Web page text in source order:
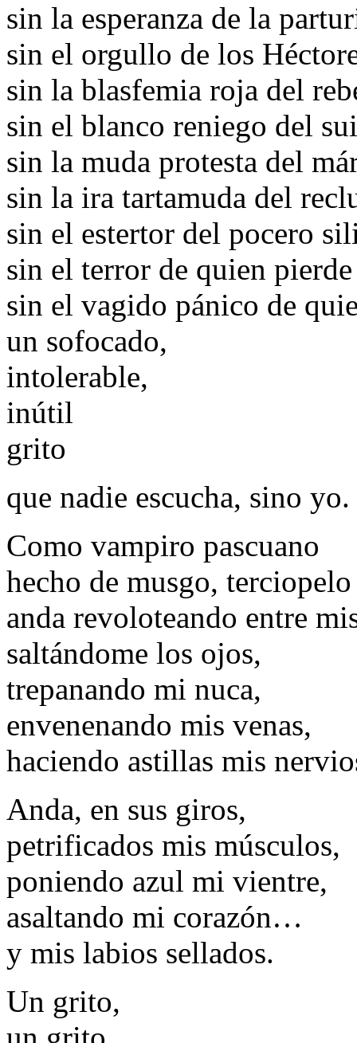
sin la esperanza de la
sin el orgullo de los
sin la blasfemia roja del
sin el blanco reniego del
sin la muda protesta del
sin la ira tartamuda del
sin el estertor del pocero
sin el terror de quien
sin el vagido pánico de
un sofocado,
intolerable,
inútil
grito
que nadie escucha, sino yo.
Como vampiro pascuano
hecho de musgo,
anda revoloteando entre
saltándome los ojos,
trepanando mi nuca,
envenenando mis venas,
haciendo astillas mis
Anda, en sus giros,
petrificados mis músculos,
poniendo azul mi vientre,
asaltando mi corazón…
y mis labios sellados.
Un grito,